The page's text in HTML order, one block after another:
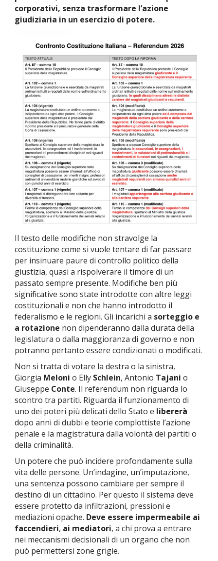
corporativi, senza trasformare l’azione
giudiziaria in un esercizio di potere.
Il testo delle modifiche non stravolge la
costituzione come si vuole tentare di far passare
per insinuare paure di controllo politico della
giustizia, quasi a rispolverare il timore di un
passato sempre presente. Modifiche ben più
significative sono state introdotte con altre leggi
costituzionali e non che hanno introdotto il
federalismo e le regioni. Gli incarichi a sorteggio e
a rotazione non dipenderanno dalla durata della
legislatura o dalla maggioranza di governo e non
potranno pertanto essere condizionati o modificati.
Non si tratta di votare la destra o la sinistra,
Giorgia Meloni o Elly Schlein, Antonio Tajani o
Giuseppe Conte. Il referendum non riguarda lo
scontro tra partiti. Riguarda il funzionamento di
uno dei poteri più delicati dello Stato e libererà
dopo anni di dubbi e teorie complottiste l’azione
penale e la magistratura dalla volontà dei partiti o
della criminalità.
Un potere che può incidere profondamente sulla
vita delle persone. Un’indagine, un’imputazione,
una sentenza possono cambiare per sempre il
destino di un cittadino. Per questo il sistema deve
essere protetto da infiltrazioni, pressioni e
mediazioni opache. Deve essere impermeabile ai
faccendieri, ai mediatori, a chi prova a entrare
nei meccanismi decisionali di un organo che non
può permettersi zone grigie.